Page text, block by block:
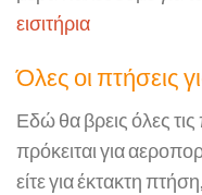
εισιτήρια
Όλες οι πτήσεις
Εδώ θα βρεις όλες τις
πρόκειται για
είτε για έκτακτη